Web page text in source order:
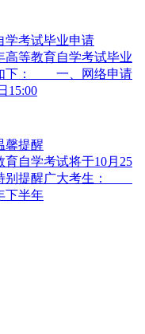
学考试毕业申请
等教育自学考试毕业
如下： 一、网络申请
15:00
馨提醒
自学考试将于10月25
特别提醒广大考生：
半年